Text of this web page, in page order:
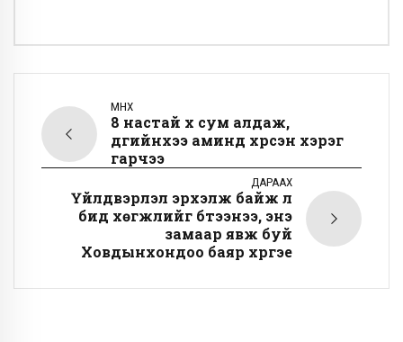
ӨМНӨХ
8 настай хүү сум алдаж,
дүүгийнхээ аминд хүрсэн хэрэг
гарчээ
ДАРААХ
Үйлдвэрлэл эрхэлж байж л
бид хөгжлийг бүтээнээ, энэ
замаар явж буй
Ховдынхондоо баяр хүргэе